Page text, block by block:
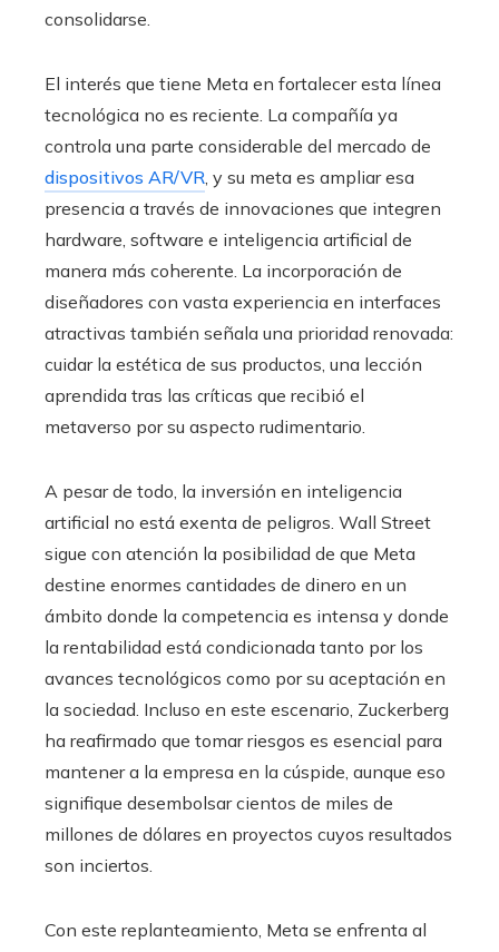
consolidarse.
El interés que tiene Meta en fortalecer esta línea
tecnológica no es reciente. La compañía ya
controla una parte considerable del mercado de
dispositivos AR/VR , y su meta es ampliar esa
presencia a través de innovaciones que integren
hardware, software e inteligencia artificial de
manera más coherente. La incorporación de
diseñadores con vasta experiencia en interfaces
atractivas también señala una prioridad renovada:
cuidar la estética de sus productos, una lección
aprendida tras las críticas que recibió el
metaverso por su aspecto rudimentario.
A pesar de todo, la inversión en inteligencia
artificial no está exenta de peligros. Wall Street
sigue con atención la posibilidad de que Meta
destine enormes cantidades de dinero en un
ámbito donde la competencia es intensa y donde
la rentabilidad está condicionada tanto por los
avances tecnológicos como por su aceptación en
la sociedad. Incluso en este escenario, Zuckerberg
ha reafirmado que tomar riesgos es esencial para
mantener a la empresa en la cúspide, aunque eso
signifique desembolsar cientos de miles de
millones de dólares en proyectos cuyos resultados
son inciertos.
Con este replanteamiento, Meta se enfrenta al